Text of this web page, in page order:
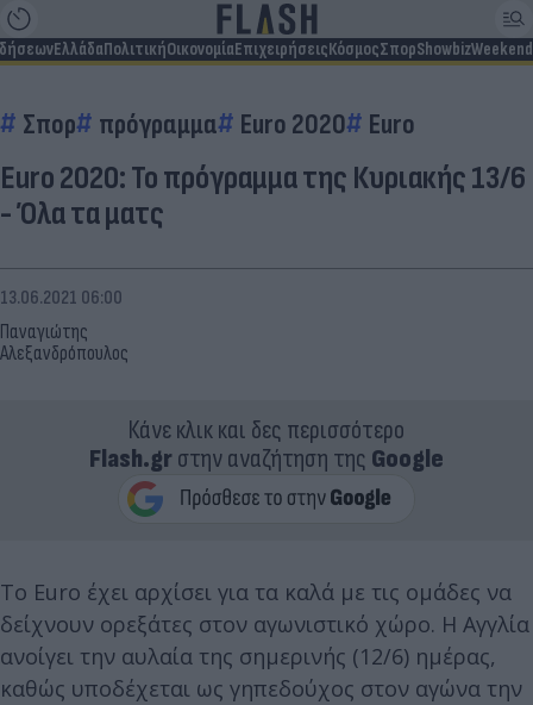
ΕλλάδαΠολιτικήΟικονομίαΕπιχειρήσειςΚόσμοςΣπορShowbizWeekend
Σπορ πρόγραμμα Euro 2020 Euro
Euro 2020: Το πρόγραμμα της Κυριακής 13/6
- Όλα τα ματς
Παναγιώτης
Αλεξανδρόπουλος
13.06.2021 06:00
Κάνε κλικ και δες περισσότερο
Flash.grστην αναζήτηση της Google
Το Euro έχει αρχίσει για τα καλά με τις ομάδες να
δείχνουν ορεξάτες στον αγωνιστικό χώρο. Η Αγγλία
ανοίγει την αυλαία της σημερινής (12/6) ημέρας,
καθώς υποδέχεται ως γηπεδούχος στον αγώνα την